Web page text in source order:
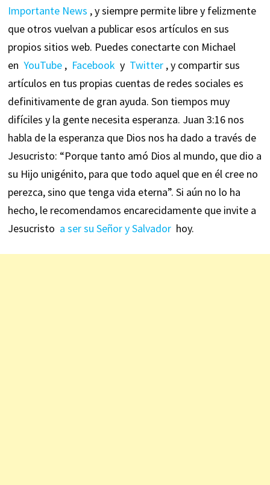
Importante News , y siempre permite libre y felizmente
que otros vuelvan a publicar esos artículos en sus
propios sitios web. Puedes conectarte con Michael
en YouTube, Facebook y Twitter, y compartir sus
artículos en tus propias cuentas de redes sociales es
definitivamente de gran ayuda. Son tiempos muy
difíciles y la gente necesita esperanza. Juan 3:16 nos
habla de la esperanza que Dios nos ha dado a través de
Jesucristo: “Porque tanto amó Dios al mundo, que dio a
su Hijo unigénito, para que todo aquel que en él cree no
perezca, sino que tenga vida eterna”. Si aún no lo ha
hecho, le recomendamos encarecidamente que invite a
Jesucristo a ser su Señor y Salvadorhoy.